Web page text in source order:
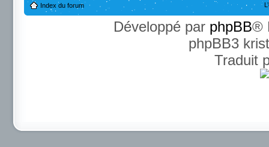
Index du forum
Développé par phpBB®
phpBB3
Traduit